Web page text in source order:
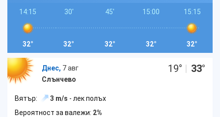
14:15
32°
30'
32°
45'
32°
15:00
32°
15:15
32°
Днес, 7 авг
Слънчево
19° | 33°
Вятър: 3 m/s - лек полъх
Вероятност за валежи: 2%